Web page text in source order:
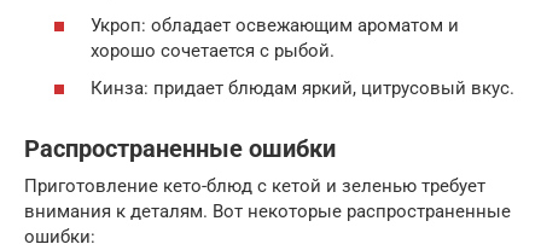
Укроп: обладает освежающим ароматом и
хорошо сочетается с рыбой.
Кинза: придает блюдам яркий, цитрусовый вкус.
Распространенные ошибки
Приготовление кето-блюд с кетой и зеленью требует
внимания к деталям. Вот некоторые распространенные
ошибки: